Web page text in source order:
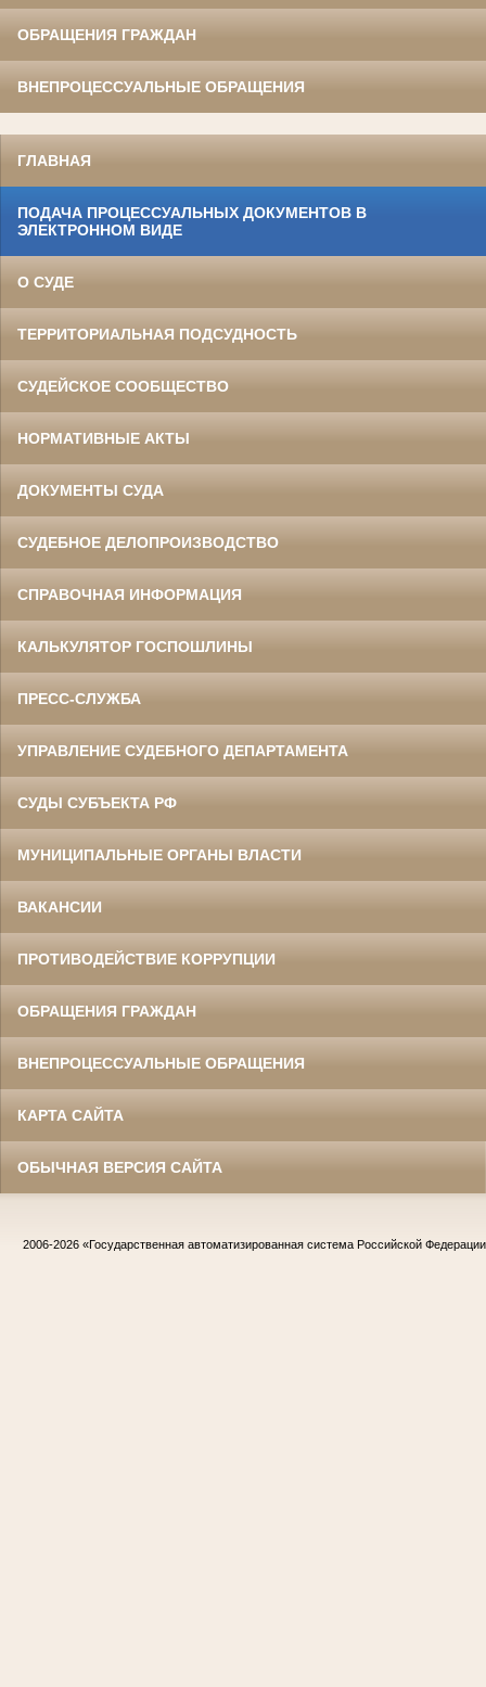
ОБРАЩЕНИЯ ГРАЖДАН
ВНЕПРОЦЕССУАЛЬНЫЕ ОБРАЩЕНИЯ
ГЛАВНАЯ
ПОДАЧА ПРОЦЕССУАЛЬНЫХ ДОКУМЕНТОВ В
ЭЛЕКТРОННОМ ВИДЕ
О СУДЕ
ТЕРРИТОРИАЛЬНАЯ ПОДСУДНОСТЬ
СУДЕЙСКОЕ СООБЩЕСТВО
НОРМАТИВНЫЕ АКТЫ
ДОКУМЕНТЫ СУДА
СУДЕБНОЕ ДЕЛОПРОИЗВОДСТВО
СПРАВОЧНАЯ ИНФОРМАЦИЯ
КАЛЬКУЛЯТОР ГОСПОШЛИНЫ
ПРЕСС-СЛУЖБА
УПРАВЛЕНИЕ СУДЕБНОГО ДЕПАРТАМЕНТА
СУДЫ СУБЪЕКТА РФ
МУНИЦИПАЛЬНЫЕ ОРГАНЫ ВЛАСТИ
ВАКАНСИИ
ПРОТИВОДЕЙСТВИЕ КОРРУПЦИИ
ОБРАЩЕНИЯ ГРАЖДАН
ВНЕПРОЦЕССУАЛЬНЫЕ ОБРАЩЕНИЯ
КАРТА САЙТА
ОБЫЧНАЯ ВЕРСИЯ САЙТА
2006-2026 «Государственная автоматизированная система Российской